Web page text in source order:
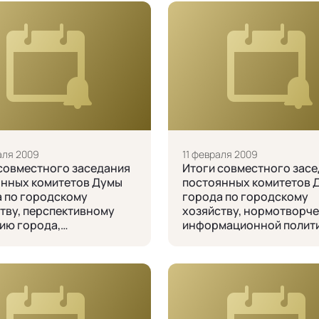
2009
заседания
комитетов Думы
по городскому
перспективному
города,
12 февраля 2009
11 февраля 2009
Итоги совместного
постоянных комитетов
города по городскому
хозяйству,
информационной
имуществу 11 февраля